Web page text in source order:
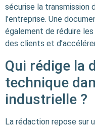
sécurise la transmission
l’entreprise. Une
également de réduire
des clients et
Qui rédige la
technique
industrielle ?
La rédaction repose sur